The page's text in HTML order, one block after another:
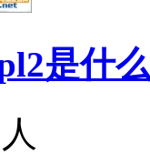
是什